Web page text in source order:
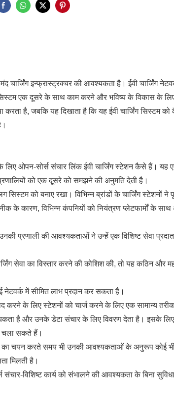
इन्फ्रास्ट्रक्चर की आवश्यकता है। ईवी चार्जिंग
एक दूसरे के साथ काम करने और भविष्य के विकास के
है, जबकि यह दिखाता है कि यह ईवी चार्जिंग सिस्टम को
लिए ओपन-सोर्स संचार लिंक ईवी चार्जिंग स्टेशन कैसे हैं। यह
को एक दूसरे को समझने की अनुमति देती है।
को बनाए रखा। विभिन्न ब्रांडों के चार्जिंग स्टेशनों ने
कारण, विभिन्न कंपनियों को नियंत्रण प्लेटफार्मों के साथ
प्रणाली की आवश्यकताओं ने उन्हें एक विशिष्ट सेवा
सेवा का विस्तार करने की कोशिश की, तो यह कठिन और
में सीमित लाभ प्रदान कर सकता है।
के लिए स्टेशनों को चार्ज करने के लिए एक सामान्य
है और उनके डेटा संचार के लिए विवरण देता है। इसके
चला सकते हैं।
का चयन करते समय भी उनकी आवश्यकताओं के अनुरूप कोई
मिलती है।
विशिष्ट कार्य को संभालने की आवश्यकता के बिना